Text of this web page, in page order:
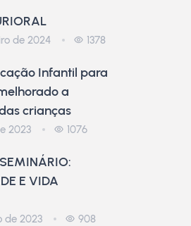
de 2024 1378
Infantil para
a
crianças
2023 1076
E VIDA
de 2023 908